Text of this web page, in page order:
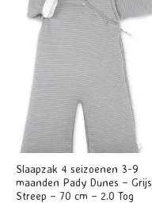
Slaapzak 4 seizoenen 3-9
maanden Pady Dunes – Grijs
Streep – 70 cm – 2.0 Tog